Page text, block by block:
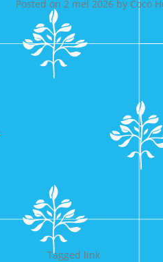
Posted on 2 mei 2026by Coco
Tagged link